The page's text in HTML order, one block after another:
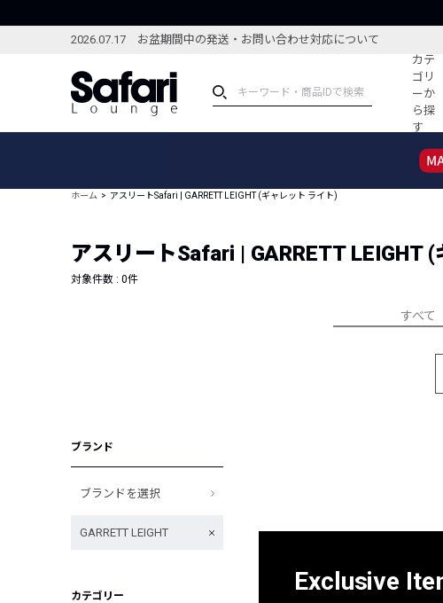
2026.07.17 お盆期間中の発送・お問い合わせ対応について
カテ
ゴリ
ーか
ら探
す
ブランドから探す
新着アイテム
編集部のおすすめアイテム
特集記事
コーディネート
ホーム アスリートSafari | GARRETT LEIGHT (ギャレット ライト)
アスリートSafari | GARRETT LEIGHT
対象件数 : 0件
すべて
ブランド
ブランドを選択
GARRETT LEIGHT
カテゴリー Exclusive